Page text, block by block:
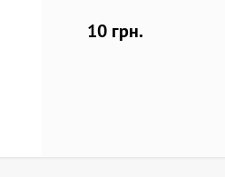
10 грн.